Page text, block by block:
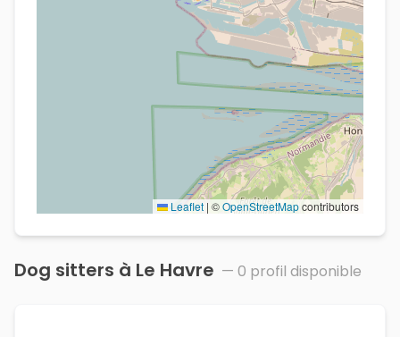
Leaflet | ©OpenStreetMapcontributors
Dog sitters à Le Havre — 0 profil disponible